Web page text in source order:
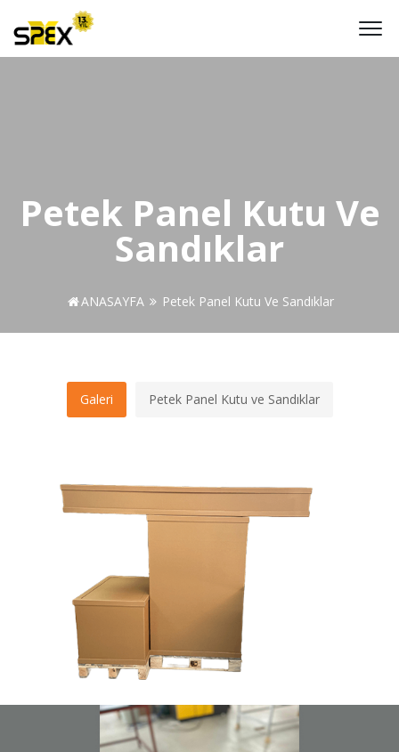
Petek Panel Kutu Ve
Sandıklar
ANASAYFA Petek Panel Kutu Ve Sandıklar
Galeri Petek Panel Kutu ve Sandıklar